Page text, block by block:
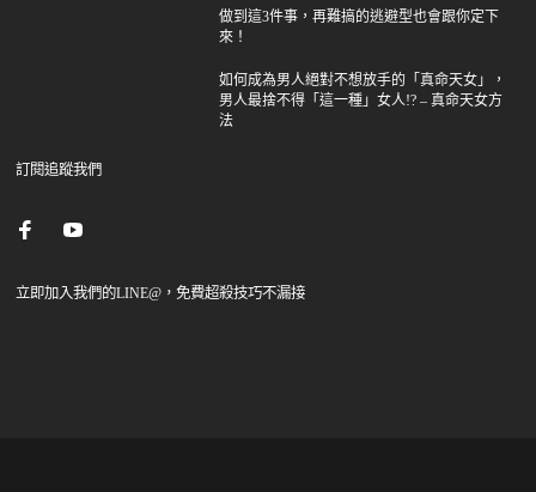
做到這3件事，再難搞的逃避型也會跟你定下
來！
如何成為男人絕對不想放手的「真命天女」，
男人最捨不得「這一種」女人!? – 真命天女方
法
訂閱追蹤我們
立即加入我們的LINE@，免費超殺技巧不漏接